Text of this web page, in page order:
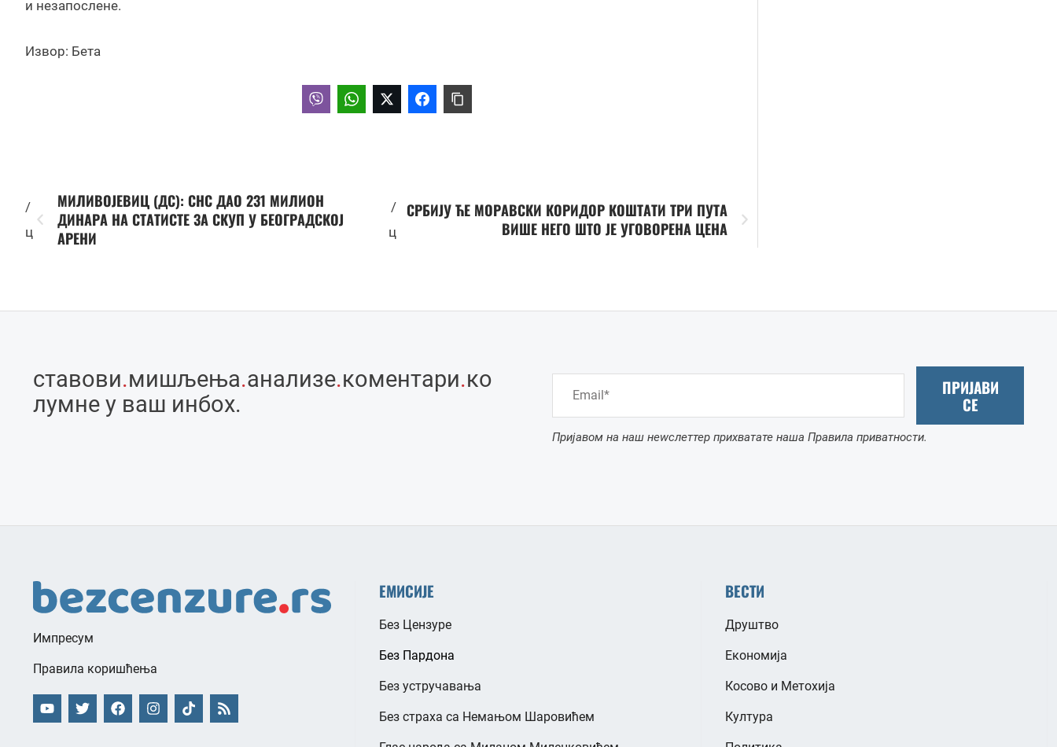
и незапослене.
Извор: Бета
/
ц
МИЛИВОЈЕВИЦ (ДС): СНС ДАО 231 МИЛИОН
ДИНАРА НА СТАТИСТЕ ЗА СКУП У БЕОГРАДСКОЈ
АРЕНИ
/
ц
СРБИЈУ ЋЕ МОРАВСКИ КОРИДОР КОШТАТИ ТРИ ПУТА
ВИШЕ НЕГО ШТО ЈЕ УГОВОРЕНА ЦЕНА
ставови.мишљења.анализе.коментари.ко
лумне у ваш инбоx.
ПРИЈАВИ
СЕ
Пријавом на наш неwслеттер прихватате наша Правила приватности.
Импресум
Правила коришћења
ЕМИСИЈЕ
Без Цензуре
Без Пардона
Без устручавања
Без страха са Немањом Шаровићем
ВЕСТИ
Друштво
Економија
Косово и Метохија
Култура